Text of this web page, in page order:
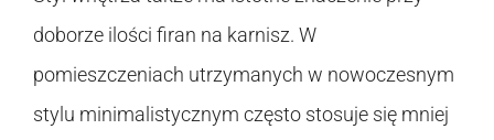
doborze ilości firan na karnisz. W
pomieszczeniach utrzymanych w nowoczesnym
stylu minimalistycznym często stosuje się mniej